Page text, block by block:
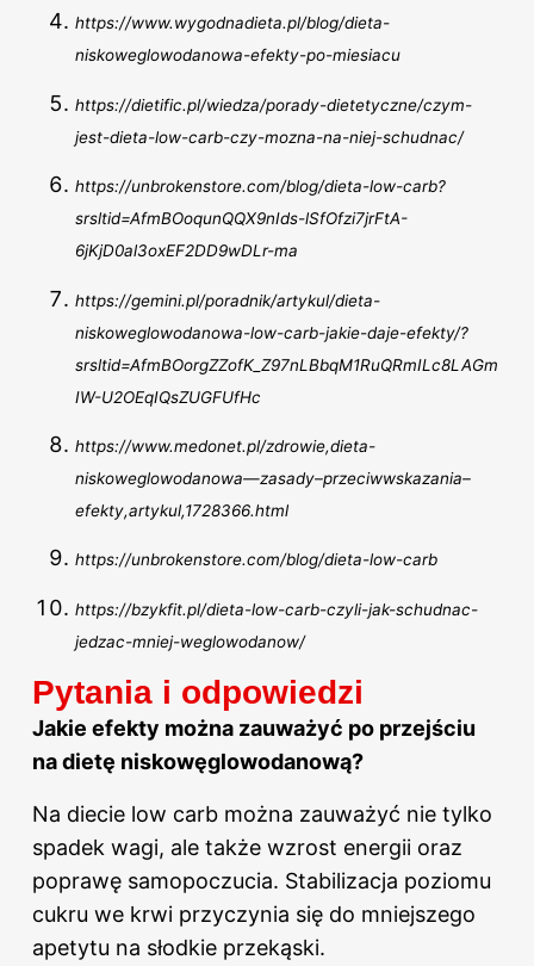
https://www.wygodnadieta.pl/blog/dieta-
niskoweglowodanowa-efekty-po-miesiacu
https://dietific.pl/wiedza/porady-dietetyczne/czym-
jest-dieta-low-carb-czy-mozna-na-niej-schudnac/
https://unbrokenstore.com/blog/dieta-low-carb?
srsltid=AfmBOoqunQQX9nIds-lSfOfzi7jrFtA-
6jKjD0al3oxEF2DD9wDLr-ma
https://gemini.pl/poradnik/artykul/dieta-
niskoweglowodanowa-low-carb-jakie-daje-efekty/?
srsltid=AfmBOorgZZofK_Z97nLBbqM1RuQRmILc8LAGm
IW-U2OEqIQsZUGFUfHc
https://www.medonet.pl/zdrowie,dieta-
niskoweglowodanowa—zasady–przeciwwskazania–
efekty,artykul,1728366.html
https://unbrokenstore.com/blog/dieta-low-carb
https://bzykfit.pl/dieta-low-carb-czyli-jak-schudnac-
jedzac-mniej-weglowodanow/
Pytania i odpowiedzi
Jakie efekty można zauważyć po przejściu
na dietę niskowęglowodanową?
Na diecie low carb można zauważyć nie tylko
spadek wagi, ale także wzrost energii oraz
poprawę samopoczucia. Stabilizacja poziomu
cukru we krwi przyczynia się do mniejszego
apetytu na słodkie przekąski.